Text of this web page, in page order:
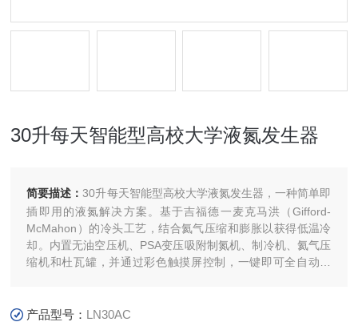
30升每天智能型高校大学液氮发生器
简要描述：30升每天智能型高校大学液氮发生器，一种简单即
插即用的液氮解决方案。基于吉福德一麦克马洪（Gifford-
McMahon）的冷头工艺，结合氦气压缩和膨胀以获得低温冷
却。内置无油空压机、PSA变压吸附制氮机、制冷机、氦气压
缩机和杜瓦罐，并通过彩色触摸屏控制，一键即可全自动运
产品型号： LN30AC